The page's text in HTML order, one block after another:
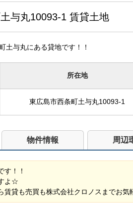
与丸10093-1 賃貸土地
土与丸にある貸地です！！
所在地
東広島市西条町土与丸10093-1
物件情報 周辺
す！！
よ☆
賃貸も売買も株式会社クロノスまでお気